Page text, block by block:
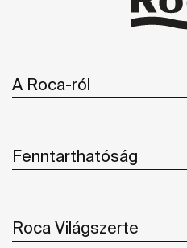
A Roca-ról
Fenntarthatóság
Roca Világszerte